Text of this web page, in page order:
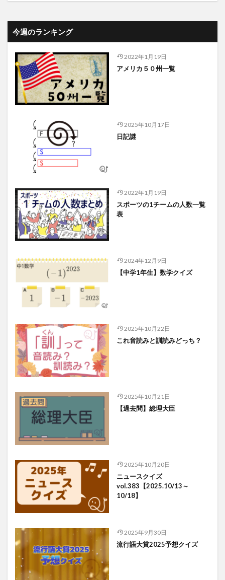
今週のランキング
2022年1月19日
アメリカ５０州一覧
2025年10月17日
日記謎
2022年1月19日
スポーツの1チームの人数一覧
表
2024年12月9日
【中学1年生】数学クイズ
2025年10月22日
これ音読みと訓読みどっち？
2025年10月21日
【過去問】総理大臣
2025年10月20日
ニュースクイズ
vol.383【2025.10/13～
10/18】
2025年9月30日
流行語大賞2025予想クイズ